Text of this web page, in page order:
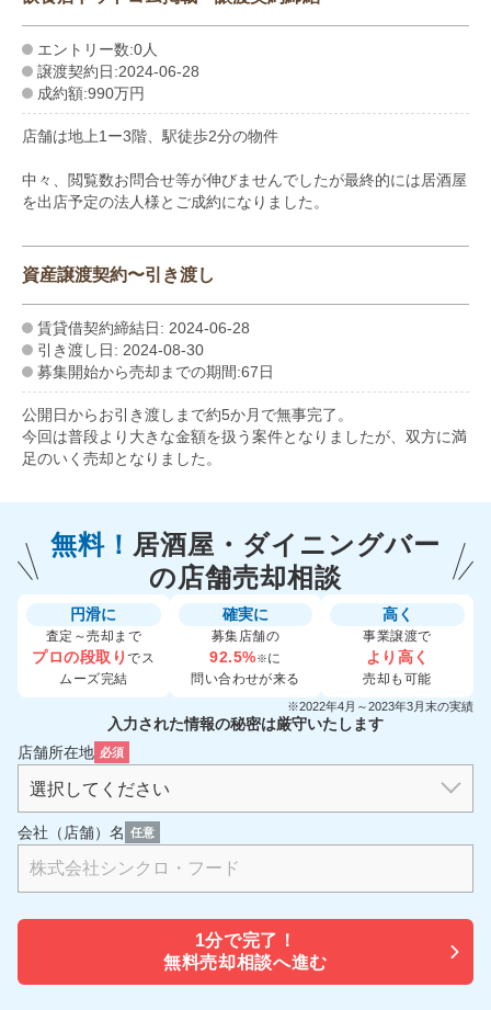
エントリー数:0人
譲渡契約日:2024-06-28
成約額:990万円
店舗は地上1ー3階、駅徒歩2分の物件
中々、閲覧数お問合せ等が伸びませんでしたが最終的には居酒屋
を出店予定の法人様とご成約になりました。
資産譲渡契約〜引き渡し
賃貸借契約締結日: 2024-06-28
引き渡し日: 2024-08-30
募集開始から売却までの期間:67日
公開日からお引き渡しまで約5か月で無事完了。
今回は普段より大きな金額を扱う案件となりましたが、双方に満
足のいく売却となりました。
無料！ 居酒屋・ダイニングバー
の店舗売却相談
円滑に
査定～売却まで
プロの段取りでス
ムーズ完結
確実に
募集店舗の
92.5%※に
問い合わせが来る
高く
事業譲渡で
より高く
売却も可能
※2022年4月～2023年3月末の実績
入力された情報の秘密は厳守いたします
店舗所在地 必須
会社（店舗）名 任意
1分で完了！
無料売却相談へ進む